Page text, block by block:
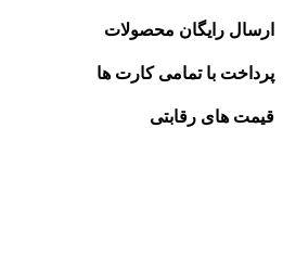
ارسال رایگان محصولات
پرداخت با تمامی کارت ها
قیمت های رقابتی